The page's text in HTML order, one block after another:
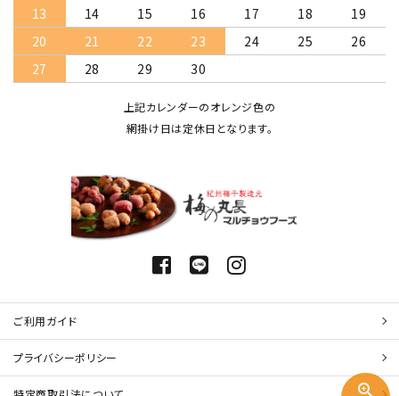
zoom_in
13
14 15 16 17 18
19
20
21 22 23 24 25
26
27
28 29 30
上記カレンダーのオレンジ色の
網掛け日は定休日となります。
ご利用ガイド
プライバシーポリシー